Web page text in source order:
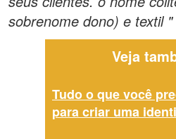
sobrenome dono) e textil "
Veja
Tudo o que você
para criar uma